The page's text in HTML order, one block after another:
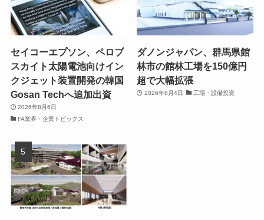
セイコーエプソン、ペロブ
スカイト太陽電池向けイン
クジェット装置開発の韓国
Gosan Techへ追加出資
2026年8月6日
FA業界・企業トピックス
ダノンジャパン、群馬県館
林市の館林工場を150億円
超で大幅拡張
2026年8月4日 工場・設備投資